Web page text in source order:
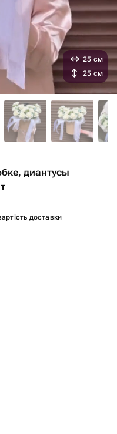
диантусы
доставки
25 см
25 см